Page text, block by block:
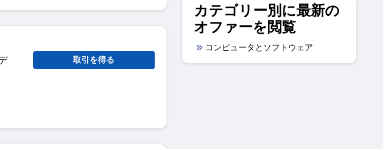
取引を得る
カテゴリー別に最新の
オファーを閲覧
コンピュータとソフトウェア